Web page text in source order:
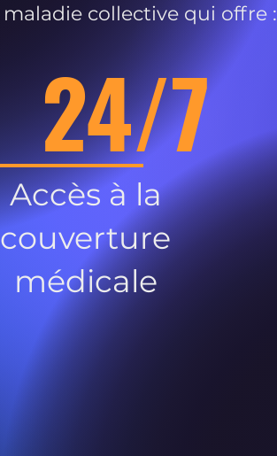
maladie collective qui offre :
24/7
Accès à la
couverture
médicale